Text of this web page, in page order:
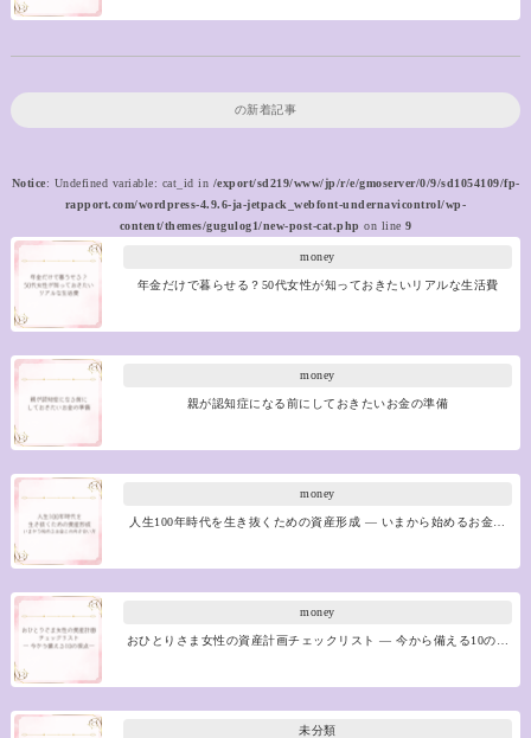
の新着記事
Notice: Undefined variable: cat_id in /export/sd219/www/jp/r/e/gmoserver/0/9/sd1054109/fp-
rapport.com/wordpress-4.9.6-ja-jetpack_webfont-undernavicontrol/wp-
content/themes/gugulog1/new-post-cat.php on line 9
money
年金だけで暮らせる？50代女性が知っておきたいリアルな生活費
money
親が認知症になる前にしておきたいお金の準備
money
人生100年時代を生き抜くための資産形成 ― いまから始めるお金…
money
おひとりさま女性の資産計画チェックリスト ― 今から備える10の…
未分類